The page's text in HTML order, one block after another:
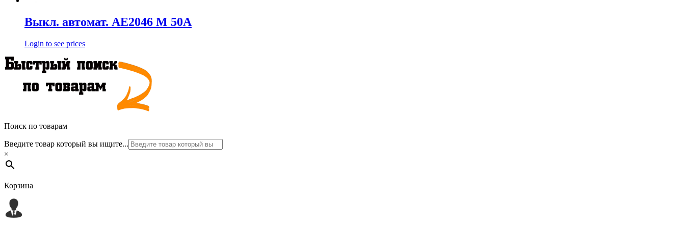
Выкл. автомат. АЕ2046 М 50А
Login to see prices
Поиск по товарам
Введите товар который вы ищите...
×
Корзина